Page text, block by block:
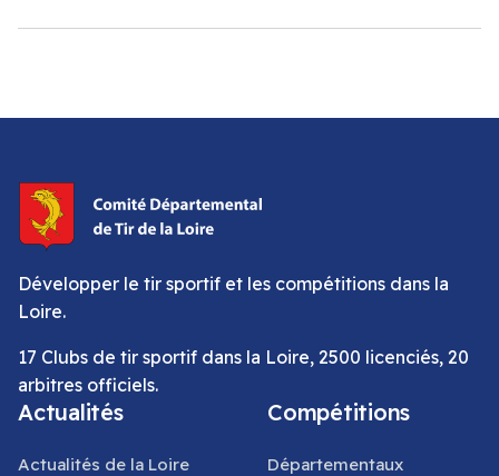
Développer le tir sportif et les compétitions dans la
Loire.
17 Clubs de tir sportif dans la Loire, 2500 licenciés, 20
arbitres officiels.
Actualités
Actualités de la Loire
Compétitions
Départementaux